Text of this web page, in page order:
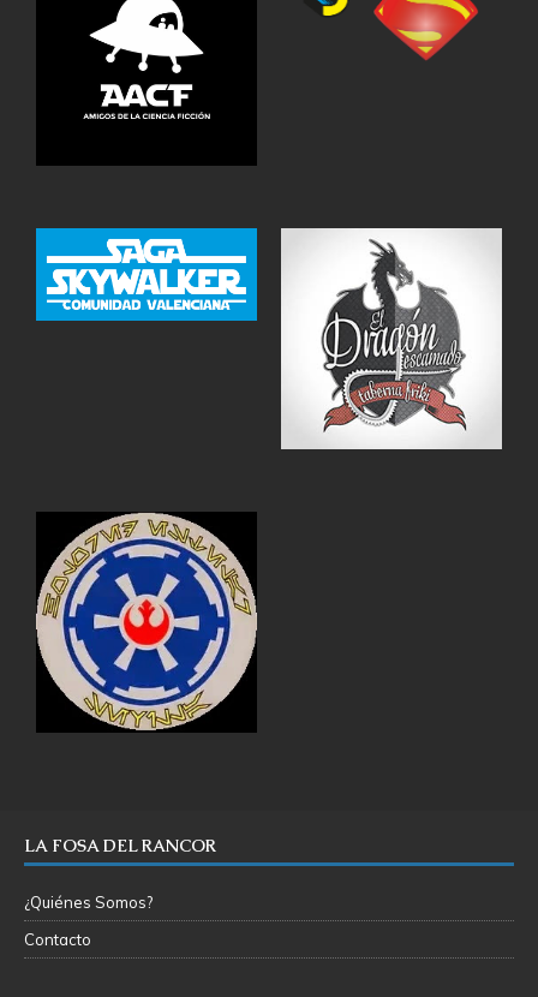
LA FOSA DEL RANCOR
¿Quiénes Somos?
Contacto